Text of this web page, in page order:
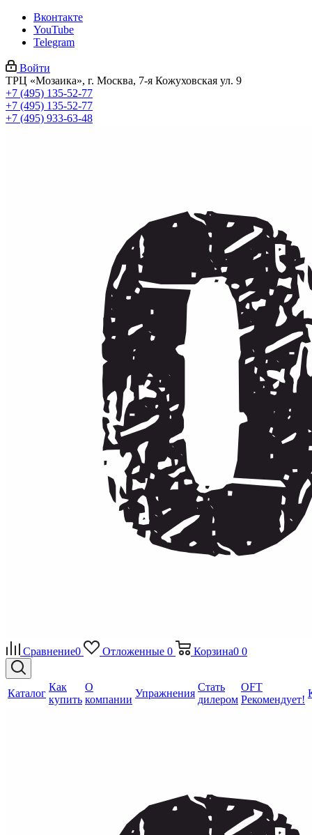
Вконтакте
YouTube
Telegram
Войти
ТРЦ «Мозаика», г. Москва, 7-я Кожуховская ул. 9
+7 (495) 135-52-77
+7 (495) 135-52-77
+7 (495) 933-63-48
Сравнение0 Отложенные 0 Корзина0 0
Каталог
Как
купить
О
компании
Упражнения
Стать
дилером
OFT
Рекомендует!